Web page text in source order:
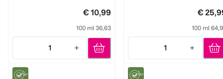
€ 10,99
100 ml 36,63
1
Quantity: 1
€
100 ml
1
Quantity: 1